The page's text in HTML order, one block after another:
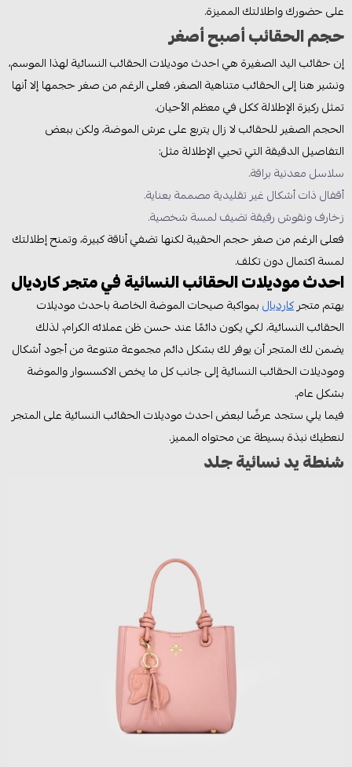
على حضورك واطلالتك المميزة.
حجم الحقائب أصبح أصغر
إن حقائب اليد الصغيرة هي احدث موديلات الحقائب النسائية لهذا الموسم،
ونشير هنا إلى الحقائب متناهية الصغر، فعلى الرغم من صغر حجمها إلا أنها
تمثل ركيزة الإطلالة ككل في معظم الأحيان.
الحجم الصغير للحقائب لا زال يتربع على عرش الموضة، ولكن ببعض
التفاصيل الدقيقة التي تحيي الإطلالة مثل:
سلاسل معدنية براقة.
أقفال ذات أشكال غير تقليدية مصممة بعناية.
زخارف ونقوش رقيقة تضيف لمسة شخصية.
فعلى الرغم من صغر حجم الحقيبة لكنها تضفي أناقة كبيرة، وتمنح إطلالتك
لمسة اكتمال دون تكلف.
احدث موديلات الحقائب النسائية في متجر كارديال
يهتم متجركارديالبمواكبة صيحات الموضة الخاصة باحدث موديلات
الحقائب النسائية، لكي يكون دائمًا عند حسن ظن عملائه الكرام، لذلك
يضمن لك المتجر أن يوفر لك بشكل دائم مجموعة متنوعة من أجود أشكال
وموديلات الحقائب النسائية إلى جانب كل ما يخص الاكسسوار والموضة
بشكل عام.
فيما يلي ستجد عرضًا لبعض احدث موديلات الحقائب النسائية على المتجر
لنعطيك نبذة بسيطة عن محتواه المميز.
شنطة يد نسائية جلد